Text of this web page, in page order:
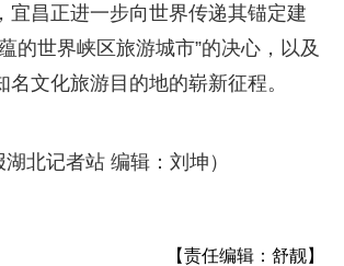
宜昌正进一步向世界传递其锚定建
的世界峡区旅游城市”的决心，以及
名文化旅游目的地的崭新征程。
湖北记者站 编辑：刘坤）
【责任编辑：舒靓】